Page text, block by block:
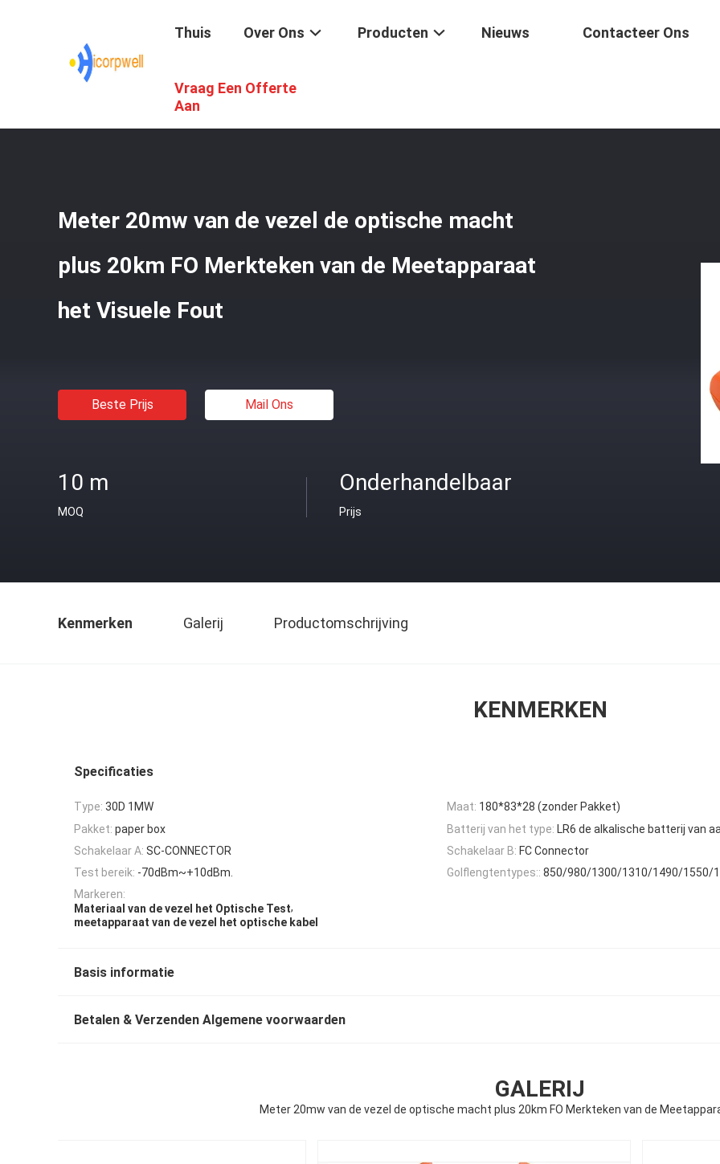
Thuis Over Ons Producten Nieuws Contacteer Ons
Vraag Een Offerte
Aan
Vezel Het Testen Hulpmiddelen
Meter 20mw van de vezel de optische macht
plus 20km FO Merkteken van de Meetapparaat
het Visuele Fout
Beste Prijs Mail Ons
10 m
MOQ
Onderhandelbaar
Prijs
Kenmerken Galerij Productomschrijving
KENMERKEN
Specificaties
Type: 30D 1MW Maat: 180*83*28 (zonder Pakket)
Pakket: paper box Batterij van het type: LR6 de alkalische batterij van
Schakelaar A: SC-CONNECTOR Schakelaar B: FC Connector
Test bereik: -70dBm~+10dBm. Golflengtentypes:: 850/980/1300/1310/1490/1550/
Markeren:
Materiaal van de vezel het Optische Test,
meetapparaat van de vezel het optische kabel
Basis informatie
Betalen & Verzenden Algemene voorwaarden
GALERIJ
Meter 20mw van de vezel de optische macht plus 20km FO Merkteken van de